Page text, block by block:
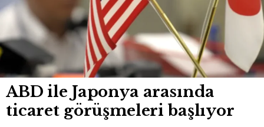
ABD ile Japonya arasında
ticaret görüşmeleri başlıyor